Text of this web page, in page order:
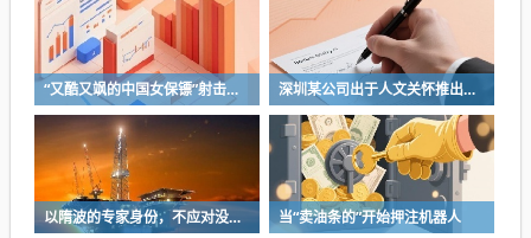
“又酷又飒的中国女保镖”射击夺冠 深圳某公司出于人文关怀推出内部托管，结果无孩单身员工举报了，核心理由有两个
以隋波的专家身份，不应对没统一标准的口味指手画脚，依仗专家身份欺负一线厨师 当“卖油条的”开始押注机器人